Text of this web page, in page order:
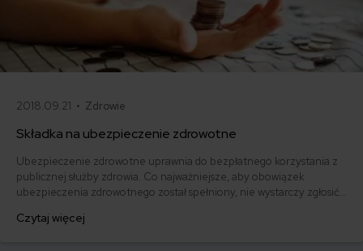
2018.09.21 • Zdrowie
Składka na ubezpieczenie zdrowotne
Ubezpieczenie zdrowotne uprawnia do bezpłatnego korzystania z
publicznej służby zdrowia. Co najważniejsze, aby obowiązek
ubezpieczenia zdrowotnego został spełniony, nie wystarczy zgłosić
zdrowotne w terminie. Ile wynosi składka zdrowotna? Jaka jest
Czytaj więcej